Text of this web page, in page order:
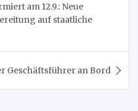
am 12.9.: Neue
auf staatliche
Geschäftsführer an Bord